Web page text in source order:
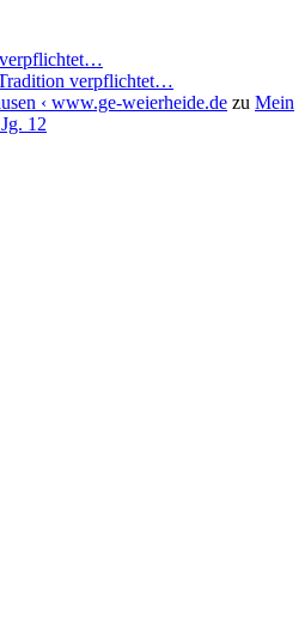
verpflichtet…
‹ www.ge-weierheide.de zu Mein
12